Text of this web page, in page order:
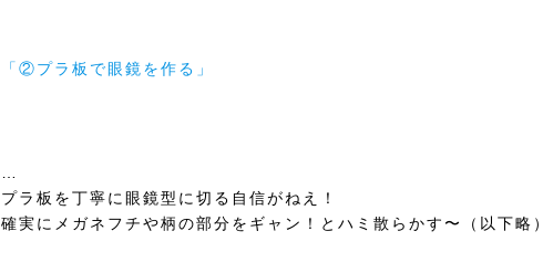
「②プラ板で眼鏡を作る」
プラ板を丁寧に眼鏡型に切る自信がねえ！
確実にメガネフチや柄の部分をギャン！とハミ散らかす〜（以下略）